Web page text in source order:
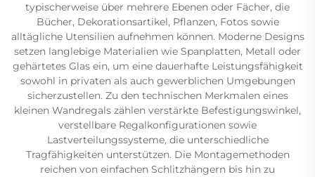
typischerweise über mehrere Ebenen oder Fächer, die
Bücher, Dekorationsartikel, Pflanzen, Fotos sowie
alltägliche Utensilien aufnehmen können. Moderne Designs
setzen langlebige Materialien wie Spanplatten, Metall oder
gehärtetes Glas ein, um eine dauerhafte Leistungsfähigkeit
sowohl in privaten als auch gewerblichen Umgebungen
sicherzustellen. Zu den technischen Merkmalen eines
kleinen Wandregals zählen verstärkte Befestigungswinkel,
verstellbare Regalkonfigurationen sowie
Lastverteilungssysteme, die unterschiedliche
Tragfähigkeiten unterstützen. Die Montagemethoden
reichen von einfachen Schlitzhängern bis hin zu